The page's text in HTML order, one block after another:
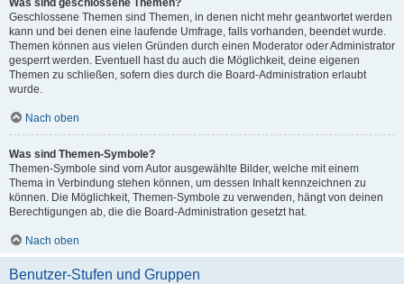
Was sind geschlossene Themen?
Geschlossene Themen sind Themen, in denen nicht mehr geantwortet werden
kann und bei denen eine laufende Umfrage, falls vorhanden, beendet wurde.
Themen können aus vielen Gründen durch einen Moderator oder Administrator
gesperrt werden. Eventuell hast du auch die Möglichkeit, deine eigenen
Themen zu schließen, sofern dies durch die Board-Administration erlaubt
wurde.
Nach oben
Was sind Themen-Symbole?
Themen-Symbole sind vom Autor ausgewählte Bilder, welche mit einem
Thema in Verbindung stehen können, um dessen Inhalt kennzeichnen zu
können. Die Möglichkeit, Themen-Symbole zu verwenden, hängt von deinen
Berechtigungen ab, die die Board-Administration gesetzt hat.
Nach oben
Benutzer-Stufen und Gruppen